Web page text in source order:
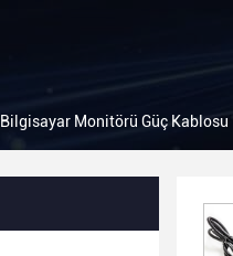
Bilgisayar Monitörü Güç Kablosu